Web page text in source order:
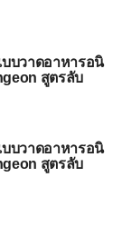
บบวาดอาหารอนิ
สูตรลับ
บบวาดอาหารอนิ
สูตรลับ